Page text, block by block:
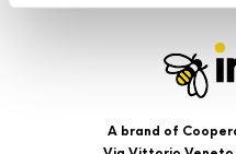
comunque modificare le
accedendo al link
A brand of